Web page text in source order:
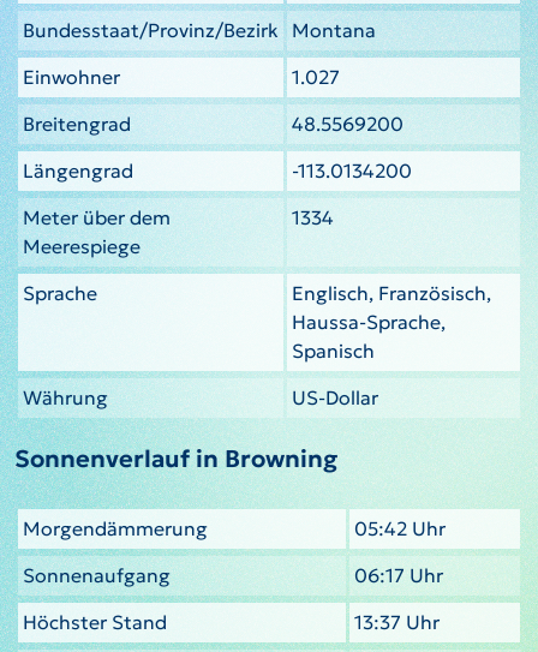
Bundesstaat/Provinz/Bezirk Montana
Einwohner
1.027
Breitengrad
48.5569200
Längengrad
-113.0134200
Meter über dem
Meerespiege
1334
Sprache
Englisch, Französisch,
Haussa-Sprache,
Spanisch
Währung
US-Dollar
Sonnenverlauf in Browning
Morgendämmerung
05:42 Uhr
Sonnenaufgang
06:17 Uhr
Höchster Stand
13:37 Uhr